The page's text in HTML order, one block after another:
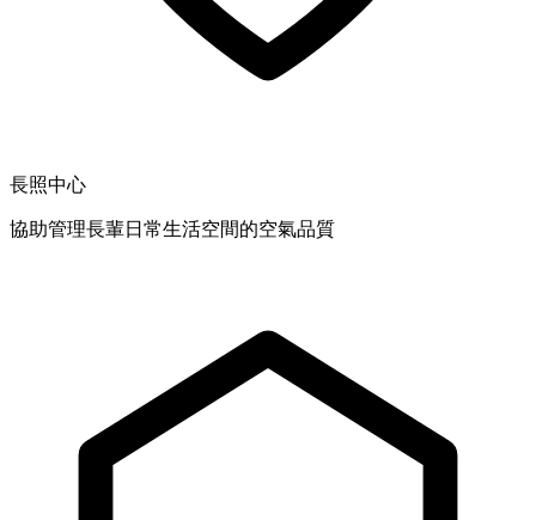
長照中心
協助管理長輩日常生活空間的空氣品質